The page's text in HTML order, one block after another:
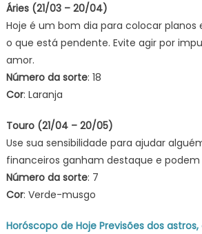
Áries (21/03 – 20/04)
Hoje é um bom dia para colocar planos
o que está pendente. Evite agir por
amor.
Número da sorte: 18
Cor: Laranja
Touro (21/04 – 20/05)
Use sua sensibilidade para ajudar
financeiros ganham destaque e
Número da sorte: 7
Cor: Verde-musgo
Horóscopo de Hoje Previsões dos